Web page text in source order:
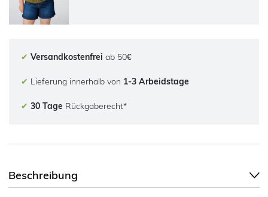
✔ Versandkostenfrei ab 50€
✔ Lieferung innerhalb von 1-3 Arbeidstage
✔ 30 Tage Rückgaberecht*
Beschreibung